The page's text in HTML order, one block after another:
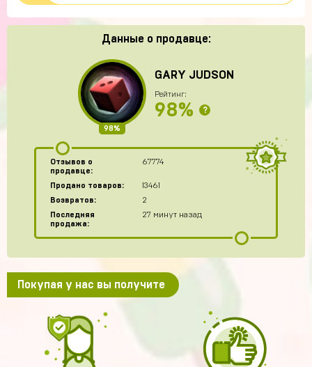
Данные о продавце:
98%
GARY JUDSON
Рейтинг:
98% ?
Отзывов о
продавце:
67774
Продано товаров:
13461
Возвратов:
2
Последняя
продажа:
27 минут назад
Покупая у нас вы получите